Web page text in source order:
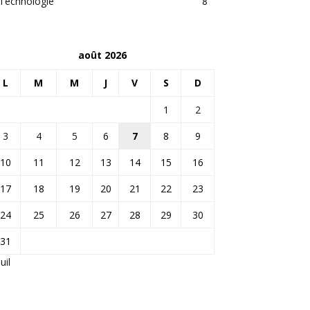
août 2026
L M M J V S D
1
2
3
4 5 6 7 8
9
10
11 12 13 14 15
16
17
18 19 20 21 22
23
24
25 26 27 28 29
30
31